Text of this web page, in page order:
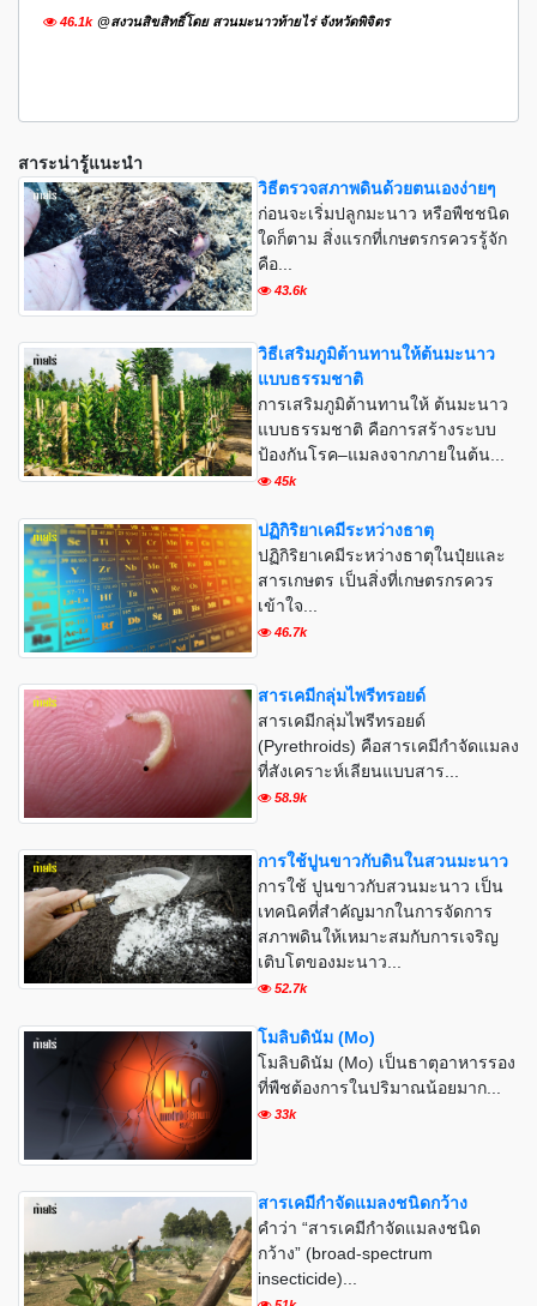
46.1k @สงวนสิขสิทธิ์โดย สวนมะนาวท้ายไร่ จังหวัดพิจิตร
สาระน่ารู้แนะนำ
วิธีตรวจสภาพดินด้วยตนเองง่ายๆ
ก่อนจะเริ่มปลูกมะนาว หรือพืชชนิด
ใดก็ตาม สิ่งแรกที่เกษตรกรควรรู้จัก
คือ...
43.6k
วิธีเสริมภูมิต้านทานให้ต้นมะนาว
แบบธรรมชาติ
การเสริมภูมิต้านทานให้ ต้นมะนาว
แบบธรรมชาติ คือการสร้างระบบ
ป้องกันโรค–แมลงจากภายในต้น...
45k
ปฏิกิริยาเคมีระหว่างธาตุ
ปฏิกิริยาเคมีระหว่างธาตุในปุ๋ยและ
สารเกษตร เป็นสิ่งที่เกษตรกรควร
เข้าใจ...
46.7k
สารเคมีกลุ่มไพรีทรอยด์
สารเคมีกลุ่มไพรีทรอยด์
(Pyrethroids) คือสารเคมีกำจัดแมลง
ที่สังเคราะห์เลียนแบบสาร...
58.9k
การใช้ปูนขาวกับดินในสวนมะนาว
การใช้ ปูนขาวกับสวนมะนาว เป็น
เทคนิคที่สำคัญมากในการจัดการ
สภาพดินให้เหมาะสมกับการเจริญ
เติบโตของมะนาว...
52.7k
โมลิบดินัม (Mo)
โมลิบดินัม (Mo) เป็นธาตุอาหารรอง
ที่พืชต้องการในปริมาณน้อยมาก...
33k
สารเคมีกำจัดแมลงชนิดกว้าง
คำว่า “สารเคมีกำจัดแมลงชนิด
กว้าง” (broad-spectrum
insecticide)...